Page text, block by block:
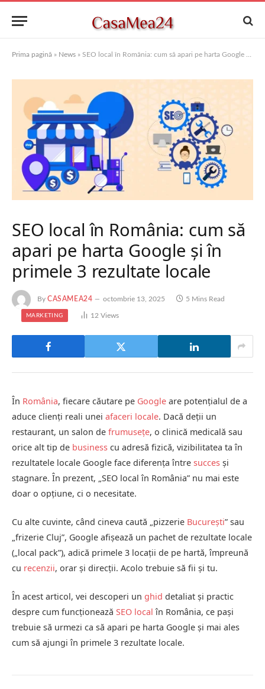
Prima pagină » News » SEO local în România: cum să apari pe harta Google și în primele 3 rezultate locale
SEO local în România: cum să
apari pe harta Google și în
primele 3 rezultate locale
By CASAMEA24 octombrie 13, 2025 5 Mins Read
MARKETING 12 Views
În România, fiecare căutare pe Google are potențialul de a
aduce clienți reali unei afaceri locale. Dacă deții un
restaurant, un salon de frumusețe, o clinică medicală sau
orice alt tip de business cu adresă fizică, vizibilitatea ta în
rezultatele locale Google face diferența între succes și
stagnare. În prezent, „SEO local în România” nu mai este
doar o opțiune, ci o necesitate.
Cu alte cuvinte, când cineva caută „pizzerie București” sau
„frizerie Cluj”, Google afișează un pachet de rezultate locale
(„local pack”), adică primele 3 locații de pe hartă, împreună
cu recenzii, orar și direcții. Acolo trebuie să fii și tu.
În acest articol, vei descoperi un ghid detaliat și practic
despre cum funcționează SEO local în România, ce pași
trebuie să urmezi ca să apari pe harta Google și mai ales
cum să ajungi în primele 3 rezultate locale.